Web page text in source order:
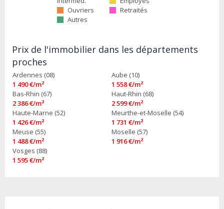
Ouvriers
Retraités
Autres
Prix de l'immobilier dans les départements
proches
Ardennes (08)
1 490 €/m²
Aube (10)
1 558 €/m²
Bas-Rhin (67)
2 386 €/m²
Haut-Rhin (68)
2 599 €/m²
Haute-Marne (52)
1 426 €/m²
Meurthe-et-Moselle (54)
1 731 €/m²
Meuse (55)
1 488 €/m²
Moselle (57)
1 916 €/m²
Vosges (88)
1 595 €/m²